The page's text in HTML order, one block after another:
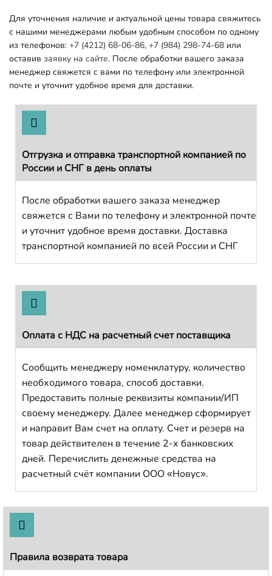
Для уточнения наличие и актуальной цены товара свяжитесь
с нашими менеджерами любым удобным способом по одному
из телефонов: +7 (4212) 68-06-86, +7 (984) 298-74-68 или
оставив заявку на сайте. После обработки вашего заказа
менеджер свяжется с вами по телефону или электронной
почте и уточнит удобное время для доставки.
Отгрузка и отправка транспортной компанией по
России и СНГ в день оплаты
После обработки вашего заказа менеджер
свяжется с Вами по телефону и электронной почте
и уточнит удобное время доставки. Доставка
транспортной компанией по всей России и СНГ
Оплата с НДС на расчетный счет поставщика
Сообщить менеджеру номенклатуру, количество
необходимого товара, способ доставки.
Предоставить полные реквизиты компании/ИП
своему менеджеру. Далее менеджер сформирует
и направит Вам счет на оплату. Счет и резерв на
товар действителен в течение 2-х банковских
дней. Перечислить денежные средства на
расчетный счёт компании ООО «Новус».
Правила возврата товара